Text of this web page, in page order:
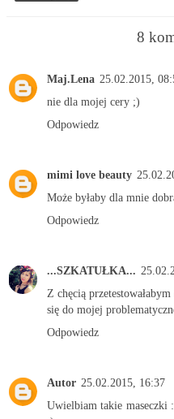
8
Maj.Lena 25.02.2015,
nie dla mojej cery ;)
Odpowiedz
mimi love beauty
Może byłaby dla mnie
Odpowiedz
...SZKATUŁKA...
Z chęcią
się do mojej
Odpowiedz
Autor 25.02.2015, 16:37
Uwielbiam takie maseczki